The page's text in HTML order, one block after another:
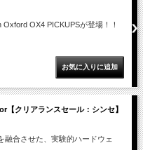
OX4 PICKUPSが登場！！
クリアランスセール：シンセ】
融合させた、実験的ハードウェ